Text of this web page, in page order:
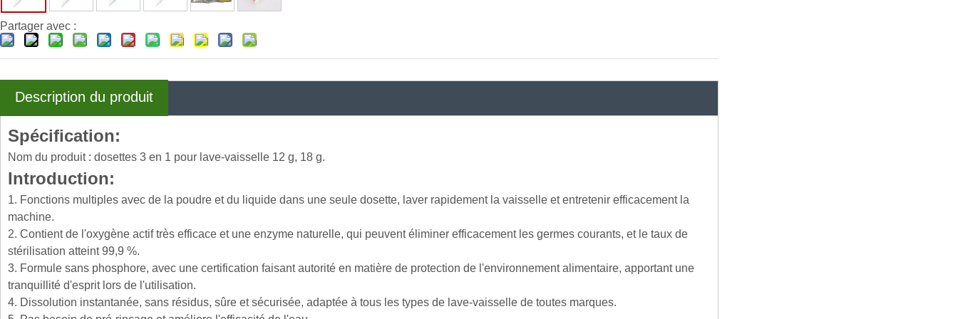
Partager avec :
Description du produit
Spécification:
Nom du produit : dosettes 3 en 1 pour lave-vaisselle 12 g, 18 g.
Introduction:
1. Fonctions multiples avec de la poudre et du liquide dans une seule dosette, laver rapidement la vaisselle et entretenir efficacement la
machine.
2. Contient de l'oxygène actif très efficace et une enzyme naturelle, qui peuvent éliminer efficacement les germes courants, et le taux de
stérilisation atteint 99,9 %.
3. Formule sans phosphore, avec une certification faisant autorité en matière de protection de l'environnement alimentaire, apportant une
tranquillité d'esprit lors de l'utilisation.
4. Dissolution instantanée, sans résidus, sûre et sécurisée, adaptée à tous les types de lave-vaisselle de toutes marques.